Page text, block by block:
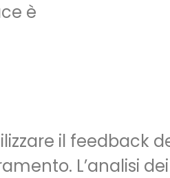
è
il feedback
L’analisi